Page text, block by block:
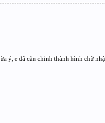
ý, e đã căn chỉnh thành hình chữ